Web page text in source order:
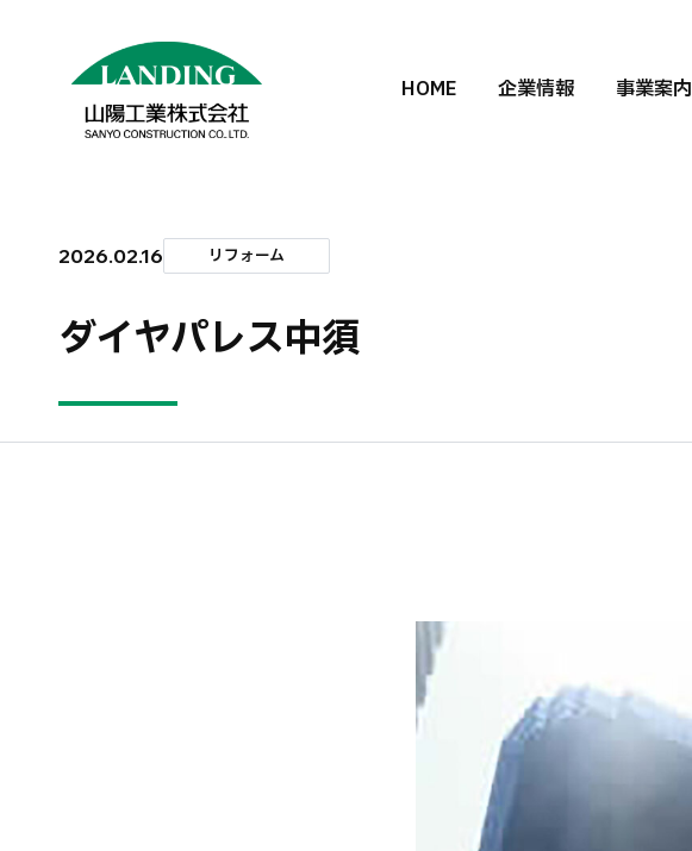
HOME 企業情報 事業案内
2026.02.16 リフォーム
ダイヤパレス中須